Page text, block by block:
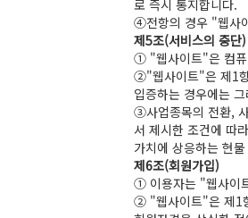
로 즉시 통지합니다.
④전항의 경우 "웹사
제5조(서비스의 중단)
① "웹사이트"은 컴퓨
②"웹사이트"은 제1항
입증하는 경우에는
③사업종목의 전환,
서 제시한 조건에 따
가치에 상응하는 현
제6조(회원가입)
① 이용자는 "웹사이
② "웹사이트"은 제1